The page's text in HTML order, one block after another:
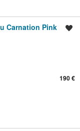
Carnation Pink
190 €